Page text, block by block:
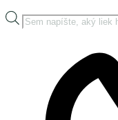
Products
search